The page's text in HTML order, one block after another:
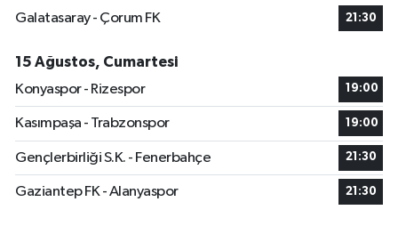
Galatasaray - Çorum FK
21:30
15 Ağustos, Cumartesi
Konyaspor - Rizespor
19:00
Kasımpaşa - Trabzonspor 19:00
Gençlerbirliği S.K. - Fenerbahçe 21:30
Gaziantep FK - Alanyaspor 21:30